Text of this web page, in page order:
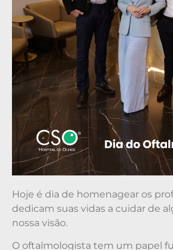
Hoje é dia de homenagear os
dedicam suas vidas a cuidar de
nossa visão.
O oftalmologista tem um papel